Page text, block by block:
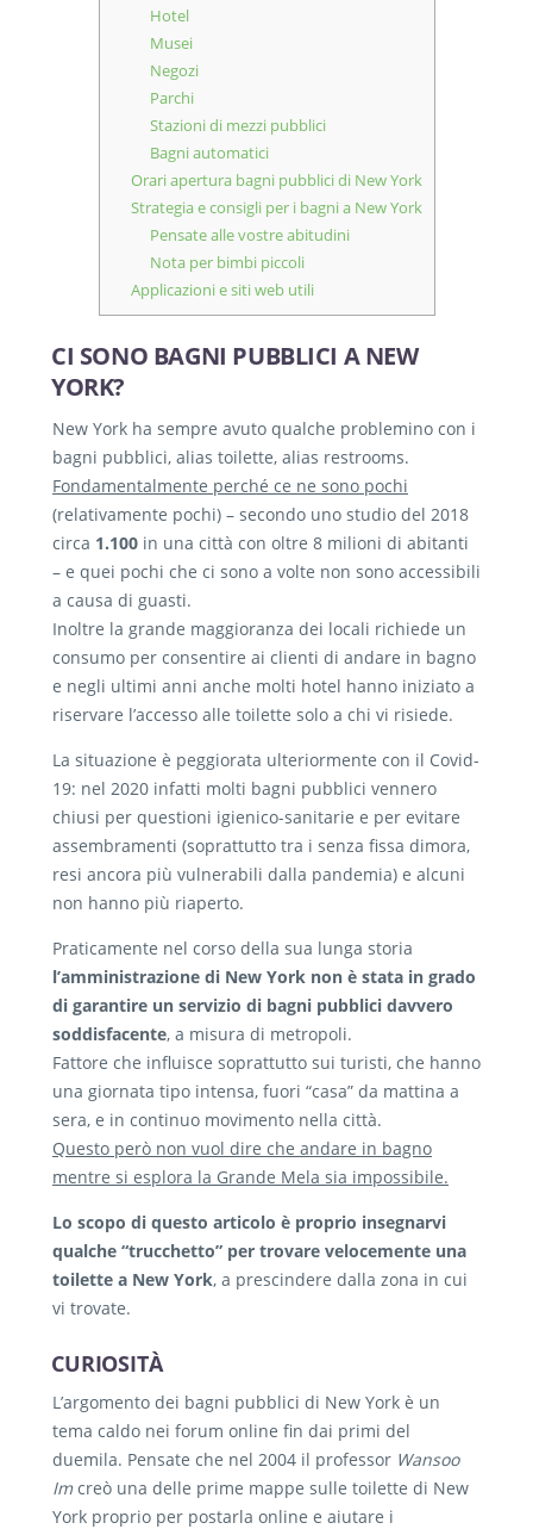
Hotel
Musei
Negozi
Parchi
Stazioni di mezzi pubblici
Bagni automatici
Orari apertura bagni pubblici di New York
Strategia e consigli per i bagni a New York
Pensate alle vostre abitudini
Nota per bimbi piccoli
Applicazioni e siti web utili
CI SONO BAGNI PUBBLICI A NEW
YORK?
New York ha sempre avuto qualche problemino con i
bagni pubblici, alias toilette, alias restrooms.
Fondamentalmente perché ce ne sono pochi
(relativamente pochi) – secondo uno studio del 2018
circa 1.100 in una città con oltre 8 milioni di abitanti
– e quei pochi che ci sono a volte non sono accessibili
a causa di guasti.
Inoltre la grande maggioranza dei locali richiede un
consumo per consentire ai clienti di andare in bagno
e negli ultimi anni anche molti hotel hanno iniziato a
riservare l’accesso alle toilette solo a chi vi risiede.
La situazione è peggiorata ulteriormente con il Covid-
19: nel 2020 infatti molti bagni pubblici vennero
chiusi per questioni igienico-sanitarie e per evitare
assembramenti (soprattutto tra i senza fissa dimora,
resi ancora più vulnerabili dalla pandemia) e alcuni
non hanno più riaperto.
Praticamente nel corso della sua lunga storia
l’amministrazione di New York non è stata in grado
di garantire un servizio di bagni pubblici davvero
soddisfacente, a misura di metropoli.
Fattore che influisce soprattutto sui turisti, che hanno
una giornata tipo intensa, fuori “casa” da mattina a
sera, e in continuo movimento nella città.
Questo però non vuol dire che andare in bagno
mentre si esplora la Grande Mela sia impossibile.
Lo scopo di questo articolo è proprio insegnarvi
qualche “trucchetto” per trovare velocemente una
toilette a New York, a prescindere dalla zona in cui
vi trovate.
CURIOSITÀ
L’argomento dei bagni pubblici di New York è un
tema caldo nei forum online fin dai primi del
duemila. Pensate che nel 2004 il professor Wansoo
Imcreò una delle prime mappe sulle toilette di New
York proprio per postarla online e aiutare i